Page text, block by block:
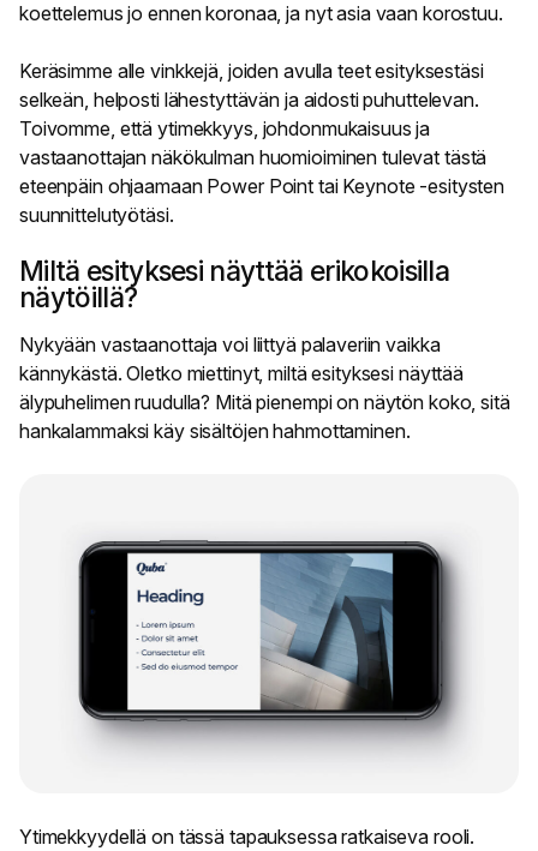
koettelemus jo ennen koronaa, ja nyt asia vaan korostuu.
Keräsimme alle vinkkejä, joiden avulla teet esityksestäsi
selkeän, helposti lähestyttävän ja aidosti puhuttelevan.
Toivomme, että ytimekkyys, johdonmukaisuus ja
vastaanottajan näkökulman huomioiminen tulevat tästä
eteenpäin ohjaamaan Power Point tai Keynote -esitysten
suunnittelutyötäsi.
Miltä esityksesi näyttää erikokoisilla
näytöillä?
Nykyään vastaanottaja voi liittyä palaveriin vaikka
kännykästä. Oletko miettinyt, miltä esityksesi näyttää
älypuhelimen ruudulla? Mitä pienempi on näytön koko, sitä
hankalammaksi käy sisältöjen hahmottaminen.
Ytimekkyydellä on tässä tapauksessa ratkaiseva rooli.